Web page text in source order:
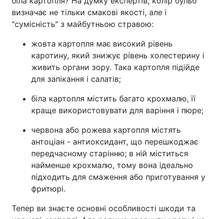
біла картопля? На думку експертів, колір бульб
визначає не тільки смакові якості, але і
"сумісність" з майбутньою стравою:
жовта картопля має високий рівень
каротину, який знижує рівень холестерину і
живить органи зору. Така картопля підійде
для запікання і салатів;
біла картопля містить багато крохмалю, її
краще використовувати для варіння і пюре;
червона або рожева картопля містять
антоціан - антиоксидант, що перешкоджає
передчасному старінню; в ній міститься
найменше крохмалю, тому вона ідеально
підходить для смаження або приготування у
фритюрі.
Тепер ви знаєте основні особливості шкоди та